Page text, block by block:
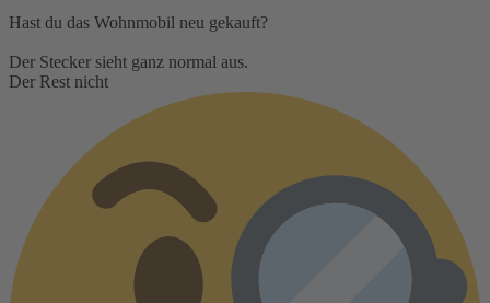
Hast du das Wohnmobil neu gekauft?
Der Stecker sieht ganz normal aus.
Der Rest nicht